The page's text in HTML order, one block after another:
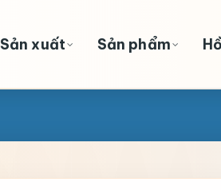
Sản xuất Sản phẩm